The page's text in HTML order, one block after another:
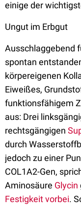
einige der
Ungut im Erbgut
Ausschlaggebend
spontan
körpereigenen
Eiweißes,
funktionsfähigem
aus: Drei
rechtsgängigen
durch
jedoch zu einer
COL1A2-Gen,
Aminosäure Glycin
Festigkeit vorbei.